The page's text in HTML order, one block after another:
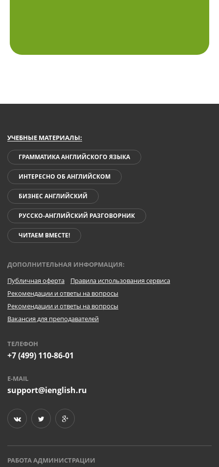
УЧЕБНЫЕ МАТЕРИАЛЫ:
ГРАММАТИКА АНГЛИЙСКОГО ЯЗЫКА
ИНТЕРЕСНО ОБ АНГЛИЙСКОМ
БИЗНЕС АНГЛИЙСКИЙ
РУССКО-АНГЛИЙСКИЙ РАЗГОВОРНИК
ЧИТАЕМ ВМЕСТЕ!
ДОПОЛНИТЕЛЬНАЯ ИНФОРМАЦИЯ:
Публичная оферта
Правила использования сервиса
Рекомендации и ответы на вопросы
Рекомендации и ответы на вопросы
Вакансия для преподавателей
ТЕЛЕФОН
+7 (499) 110-86-01
E-MAIL
support@ienglish.ru
РАБОТА АДМИНИСТРАЦИИ